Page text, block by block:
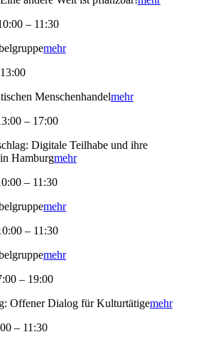
– 11:30
mehr
Menschenhandelmehr
– 17:00
Digitale Teilhabe und ihre
Hamburgmehr
– 11:30
mehr
– 11:30
mehr
– 19:00
Offener Dialog für Kulturtätigemehr
– 11:30